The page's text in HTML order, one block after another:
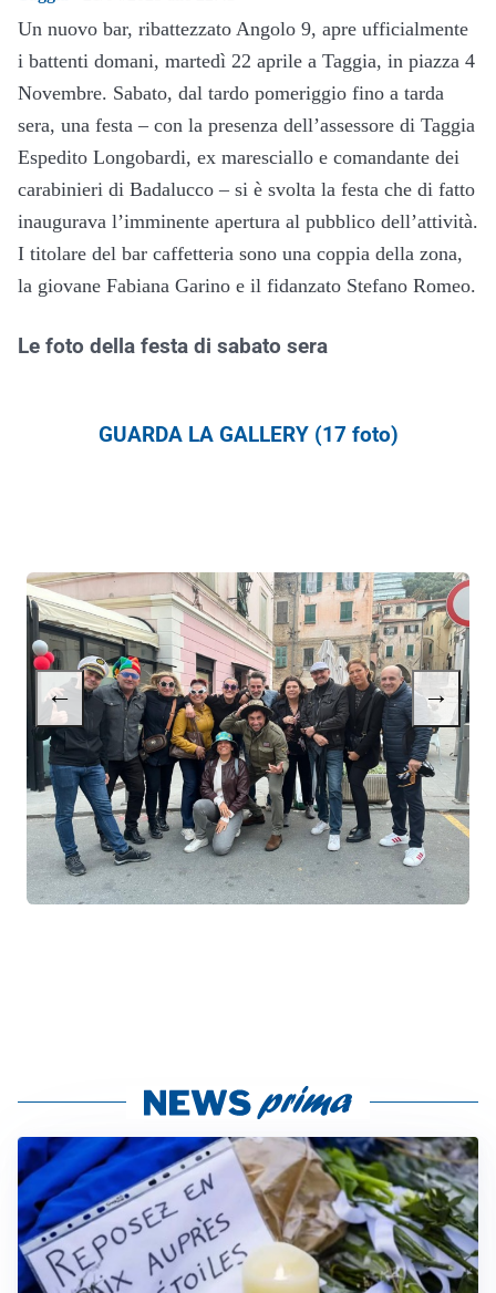
Un nuovo bar, ribattezzato Angolo 9, apre ufficialmente
i battenti domani, martedì 22 aprile a Taggia, in piazza 4
Novembre. Sabato, dal tardo pomeriggio fino a tarda
sera, una festa – con la presenza dell’assessore di Taggia
Espedito Longobardi, ex maresciallo e comandante dei
carabinieri di Badalucco – si è svolta la festa che di fatto
inaugurava l’imminente apertura al pubblico dell’attività.
I titolare del bar caffetteria sono una coppia della zona,
la giovane Fabiana Garino e il fidanzato Stefano Romeo.
Le foto della festa di sabato sera
GUARDA LA GALLERY (17 foto)
← →